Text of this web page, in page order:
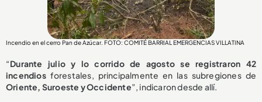
Incendio en el cerro Pan de Azúcar. FOTO: COMITÉ BARRIAL EMERGENCIAS VILLATINA
“Durante julio y lo corrido de agosto se registraron 42
incendiosforestales, principalmente en las subregiones de
Oriente, Suroeste y Occidente”, indicaron desde allí.